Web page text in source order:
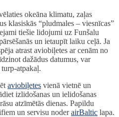
okeāna klimatu, zaļas
klasiskās “pludmales – viesnīcas”
tiešie lidojumi uz Funšalu
un ietaupīt laiku ceļā. Ja
atrast aviobiļetes ar cenām no
dažādus datumus, var
atpakaļ.
aviobiļetes vienā vietnē un
izlidošanas un ielidošanas
atzīmētās dienas. Papildu
un servisu noderairBaltic lapa.